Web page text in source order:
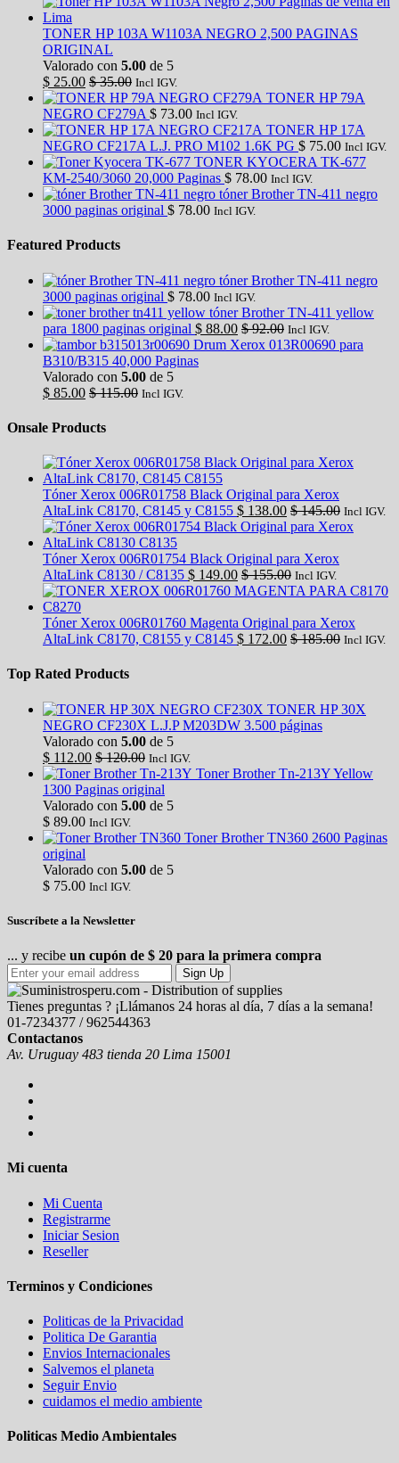
TONER HP 103A W1103A NEGRO 2,500 PAGINAS
ORIGINAL
Valorado con 5.00 de 5
$ 25.00 $35.00 Incl IGV.
TONER HP 79A
NEGRO CF279A $ 73.00 Incl IGV.
TONER HP 17A
NEGRO CF217A L.J. PRO M102 1.6K PG $ 75.00 Incl IGV.
TONER KYOCERA TK-677
KM-2540/3060 20,000 Paginas $ 78.00 Incl IGV.
tóner Brother TN-411 negro
3000 paginas original $ 78.00 Incl IGV.
Featured Products
tóner Brother TN-411 negro
3000 paginas original $ 78.00 Incl IGV.
tóner Brother TN-411 yellow
para 1800 paginas original $ 88.00 $92.00 Incl IGV.
Drum Xerox 013R00690 para
B310/B315 40,000 Paginas
Valorado con 5.00 de 5
$ 85.00 $115.00 Incl IGV.
Onsale Products
Tóner Xerox 006R01758 Black Original para Xerox
AltaLink C8170, C8145 y C8155 $ 138.00 $145.00 Incl IGV.
Tóner Xerox 006R01754 Black Original para Xerox
AltaLink C8130 / C8135 $ 149.00 $155.00 Incl IGV.
Tóner Xerox 006R01760 Magenta Original para Xerox
AltaLink C8170, C8155 y C8145 $ 172.00 $185.00 Incl IGV.
Top Rated Products
TONER HP 30X
NEGRO CF230X L.J.P M203DW 3.500 páginas
Valorado con 5.00 de 5
$ 112.00 $120.00 Incl IGV.
Toner Brother Tn-213Y Yellow
1300 Paginas original
Valorado con 5.00 de 5
$ 89.00 Incl IGV.
Toner Brother TN360 2600 Paginas
original
Valorado con 5.00 de 5
$ 75.00 Incl IGV.
Suscríbete a la Newsletter
... y recibe un cupón de $ 20 para la primera compra
Sign Up
Tienes preguntas ? ¡Llámanos 24 horas al día, 7 días a la semana!
01-7234377 / 962544363
Contactanos
Av. Uruguay 483 tienda 20 Lima 15001
Mi cuenta
Mi Cuenta
Registrarme
Iniciar Sesion
Reseller
Terminos y Condiciones
Politicas de la Privacidad
Politica De Garantia
Envios Internacionales
Salvemos el planeta
Seguir Envio
cuidamos el medio ambiente
Politicas Medio Ambientales